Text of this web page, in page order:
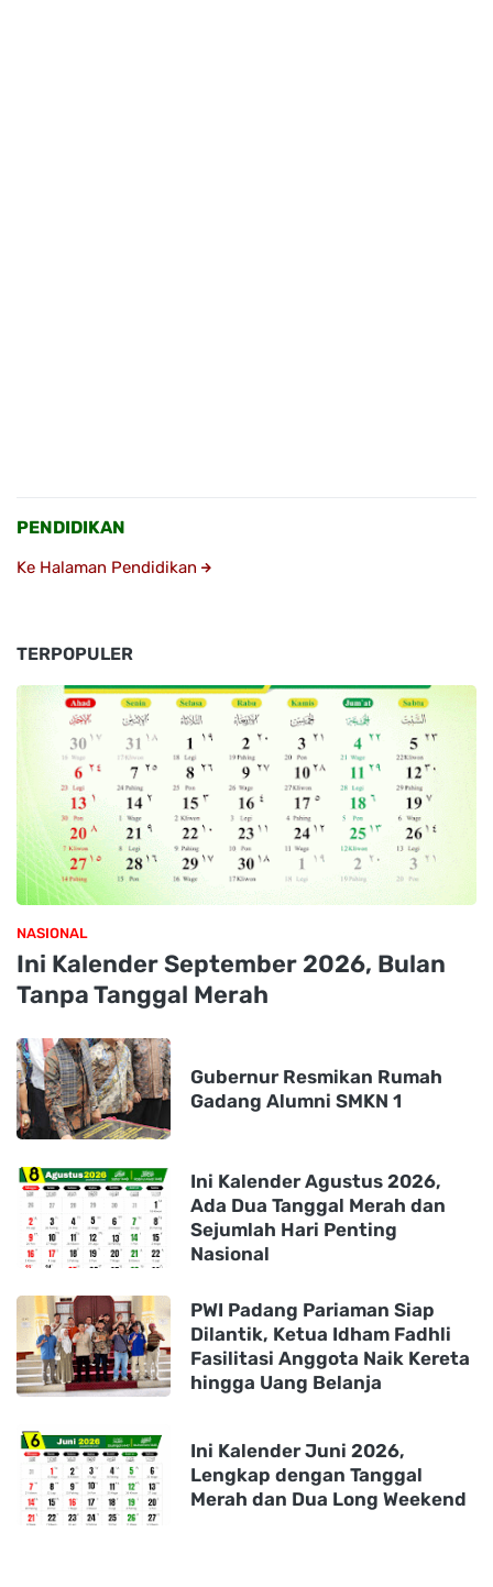
PENDIDIKAN
Ke Halaman Pendidikan
TERPOPULER
NASIONAL
Ini Kalender September 2026, Bulan
Tanpa Tanggal Merah
Gubernur Resmikan Rumah
Gadang Alumni SMKN 1
Ini Kalender Agustus 2026,
Ada Dua Tanggal Merah dan
Sejumlah Hari Penting
Nasional
PWI Padang Pariaman Siap
Dilantik, Ketua Idham Fadhli
Fasilitasi Anggota Naik Kereta
hingga Uang Belanja
Ini Kalender Juni 2026,
Lengkap dengan Tanggal
Merah dan Dua Long Weekend